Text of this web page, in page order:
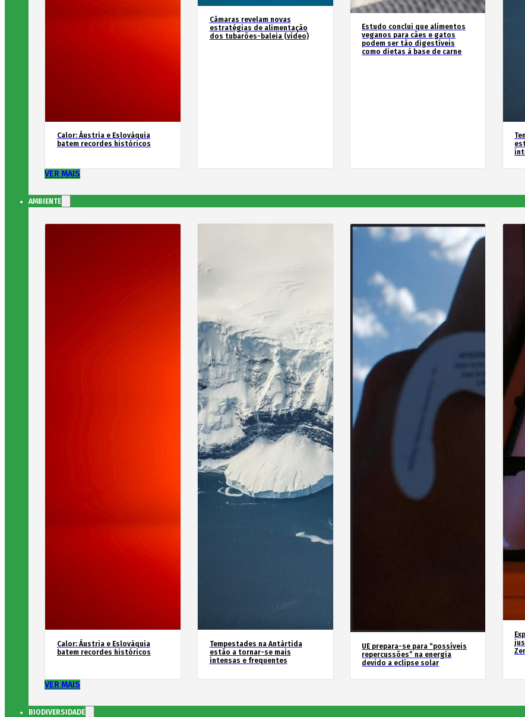
Calor: Áustria e Eslováquia
batem recordes históricos
Câmaras revelam novas
estratégias de alimentação
dos tubarões-baleia (vídeo)
Estudo conclui que alimentos
veganos para cães e gatos
podem ser tão digestíveis
como dietas à base de carne
VER MAIS
AMBIENTE
Calor: Áustria e Eslováquia
batem recordes históricos
Tempestades na Antártida
estão a tornar-se mais
intensas e frequentes
UE prepara-se para “possíveis
repercussões” na energia
devido a eclipse solar
VER MAIS
BIODIVERSIDADE